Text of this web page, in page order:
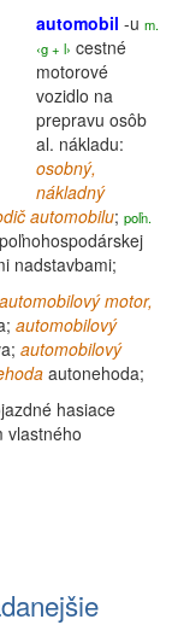
automobil -u m.
‹g + l› cestné
motorové
vozidlo na
prepravu osôb
al. nákladu:
osobný,
nákladný
automobilu; poľn.
nadstavbami;
automobilovýmotor,
; automobilový
automobilový
autonehoda;
hasiace
vlastného